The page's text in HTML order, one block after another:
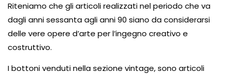
Riteniamo che gli articoli realizzati nel periodo che va
dagli anni sessanta agli anni 90 siano da considerarsi
delle vere opere d’arte per l’ingegno creativo e
costruttivo.
I bottoni venduti nella sezione vintage, sono articoli